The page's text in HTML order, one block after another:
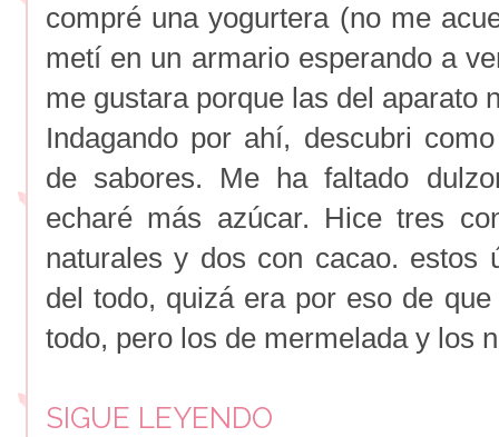
compré una yogurtera (no me
metí en un armario esperando a
me gustara porque las del aparato
Indagando por ahí, descubri
de sabores. Me ha faltado
echaré más azúcar. Hice tres
naturales y dos con cacao. estos
del todo, quizá era por eso de
todo, pero los de mermelada y los
SIGUE LEYENDO